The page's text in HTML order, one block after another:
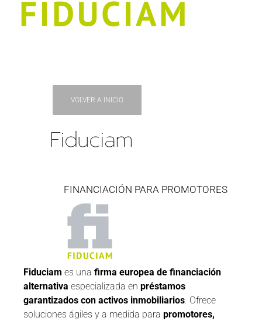
VOLVER A INICIO
Fiduciam
FINANCIACIÓN PARA PROMOTORES
Fiduciam es una firma europea de financiación
alternativa especializada en préstamos
garantizados con activos inmobiliarios. Ofrece
soluciones ágiles y a medida para promotores,